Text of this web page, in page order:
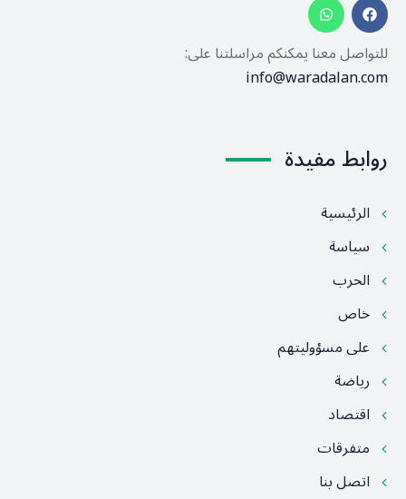
للتواصل معنا يمكنكم مراسلتنا على:
info@waradalan.com
روابط مفيدة
الرئيسية
سياسة
الحرب
خاص
على مسؤوليتهم
رياضة
اقتصاد
متفرقات
اتصل بنا